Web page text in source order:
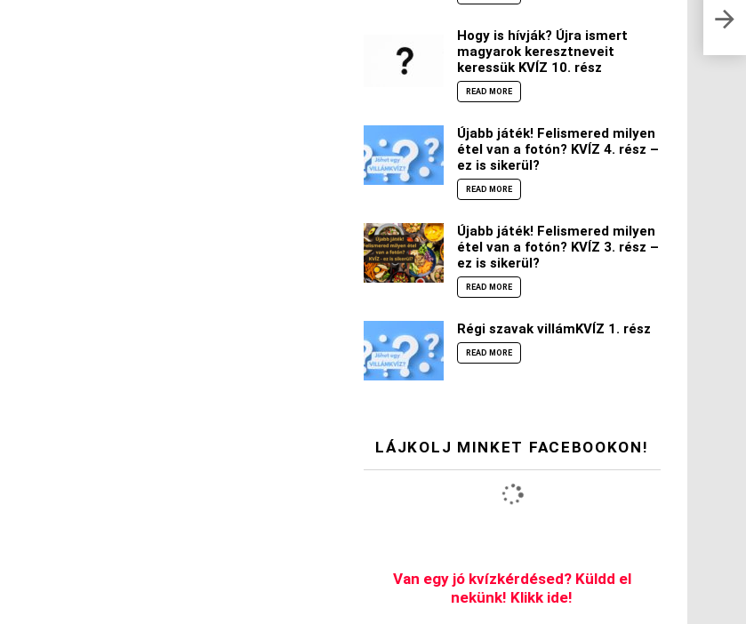
Hogy is hívják? Újra ismert
magyarok keresztneveit
keressük KVÍZ 10. rész
READ MORE
Újabb játék! Felismered milyen
étel van a fotón? KVÍZ 4. rész –
ez is sikerül?
READ MORE
Újabb játék! Felismered milyen
étel van a fotón? KVÍZ 3. rész –
ez is sikerül?
READ MORE
Régi szavak villámKVÍZ 1. rész
READ MORE
LÁJKOLJ MINKET FACEBOOKON!
Van egy jó kvízkérdésed? Küldd el
nekünk! Klikk ide!